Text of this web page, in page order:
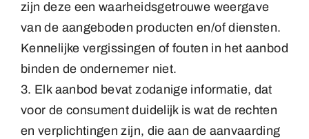
zijn deze een waarheidsgetrouwe weergave
van de aangeboden producten en/of diensten.
Kennelijke vergissingen of fouten in het aanbod
binden de ondernemer niet.
3. Elk aanbod bevat zodanige informatie, dat
voor de consument duidelijk is wat de rechten
en verplichtingen zijn, die aan de aanvaarding